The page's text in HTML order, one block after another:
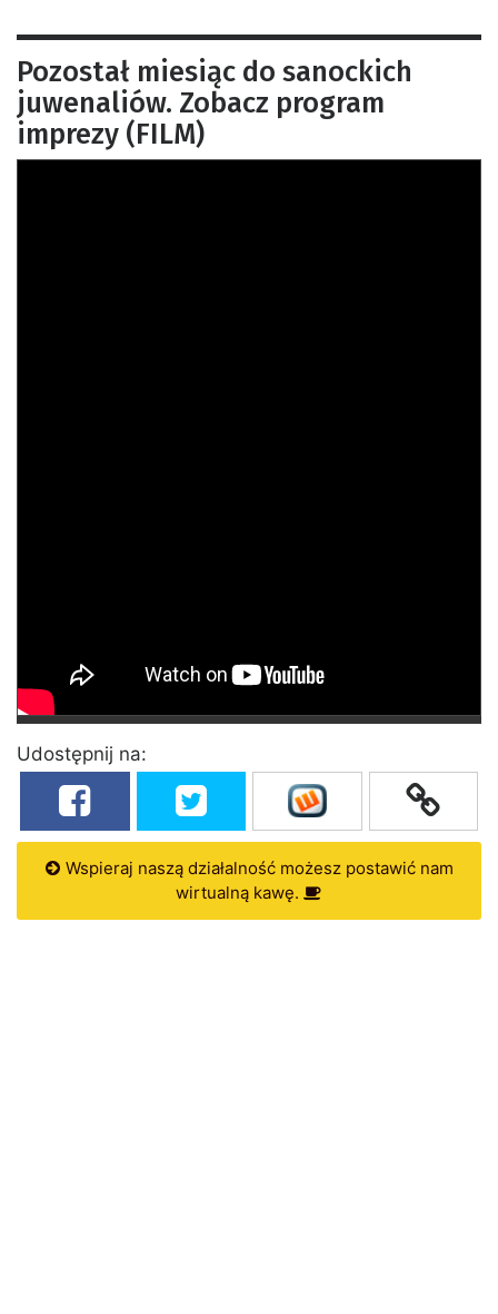
Pozostał miesiąc do sanockich
juwenaliów. Zobacz program
imprezy (FILM)
Udostępnij na:
Wspieraj naszą działalność możesz postawić nam
wirtualną kawę.